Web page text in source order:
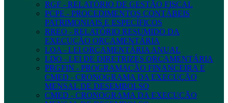
RGF - RELATÓRIO DE GESTÃO FISCAL
PCPE - PROCEDIMENTOS CONTÁBEIS
PATRIMONIAIS E ESPECÍFICOS
RREO - RELATÓRIO RESUMIDO DA
EXECUÇÃO ORÇAMENTÁRIA
LOA - LEI ORÇAMENTÁRIA ANUAL
LDO - LEI DE DIRETRIZES ORÇAMENTÁRIA
PRGFIN - PROGRAMAÇÃO FINANCEIRA E
CMED - CRONOGRAMA DA EXECUÇÃO
MENSAL DE DESEMBOLSO
CMED - CRONOGRAMA DA EXECUÇÃO